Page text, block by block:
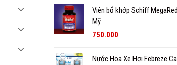
Viên bổ khớp Schiff
Mỹ
750.000
Nước Hoa Xe Hơi Febreze